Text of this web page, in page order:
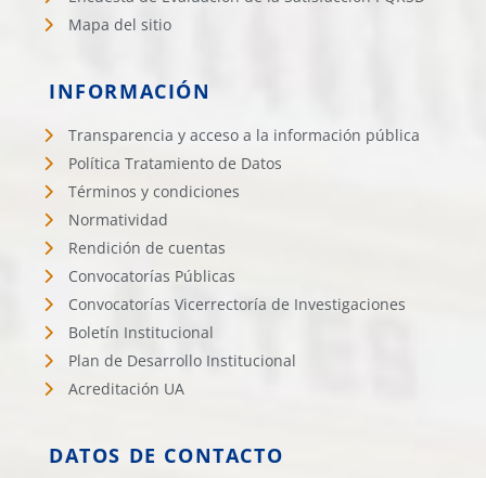
Mapa del sitio
INFORMACIÓN
Transparencia y acceso a la información pública
Política Tratamiento de Datos
Términos y condiciones
Normatividad
Rendición de cuentas
Convocatorías Públicas
Convocatorías Vicerrectoría de Investigaciones
Boletín Institucional
Plan de Desarrollo Institucional
Acreditación UA
DATOS DE CONTACTO